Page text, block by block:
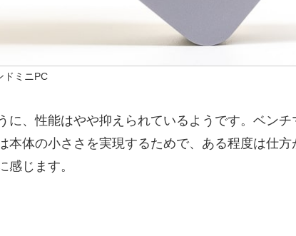
ドミニPC
に、性能はやや抑えられているようです。ベン
本体の小ささを実現するためで、ある程度は仕
感じます。